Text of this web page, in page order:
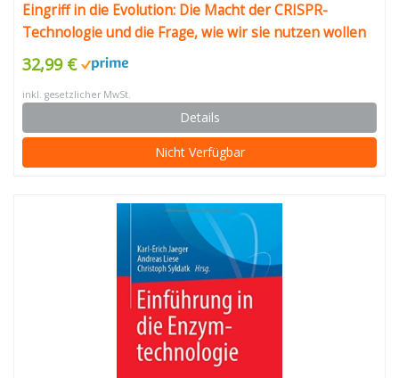
Eingriff in die Evolution: Die Macht der CRISPR-
Technologie und die Frage, wie wir sie nutzen wollen
32,99 €
inkl. gesetzlicher MwSt.
Details
Nicht Verfügbar